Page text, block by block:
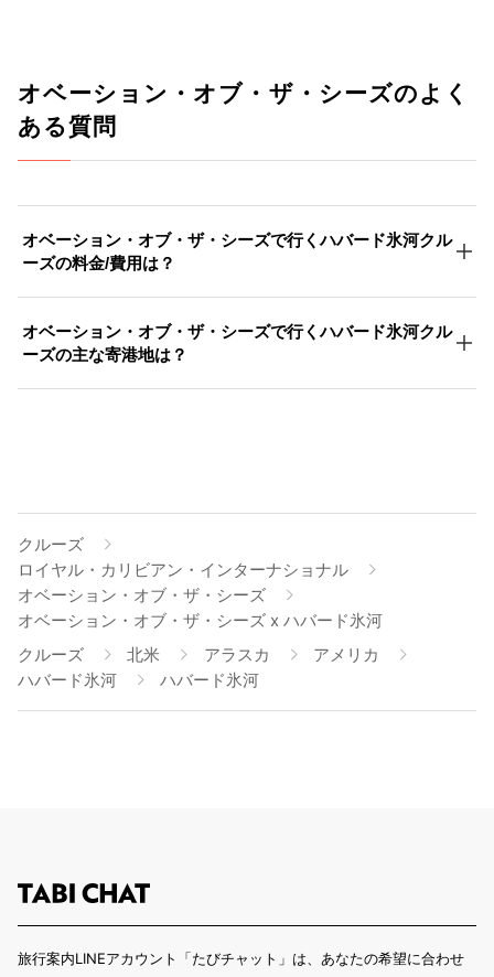
オベーション・オブ・ザ・シーズのよく
ある質問
オベーション・オブ・ザ・シーズで行くハバード氷河クル
ーズの料金/費用は？
オベーション・オブ・ザ・シーズで行くハバード氷河クル
ーズの主な寄港地は？
クルーズ
ロイヤル・カリビアン・インターナショナル
オベーション・オブ・ザ・シーズ
オベーション・オブ・ザ・シーズ x ハバード氷河
クルーズ
北米 アラスカ
アメリカ
ハバード氷河
ハバード氷河
旅行案内LINEアカウント「たびチャット」は、あなたの希望に合わせ